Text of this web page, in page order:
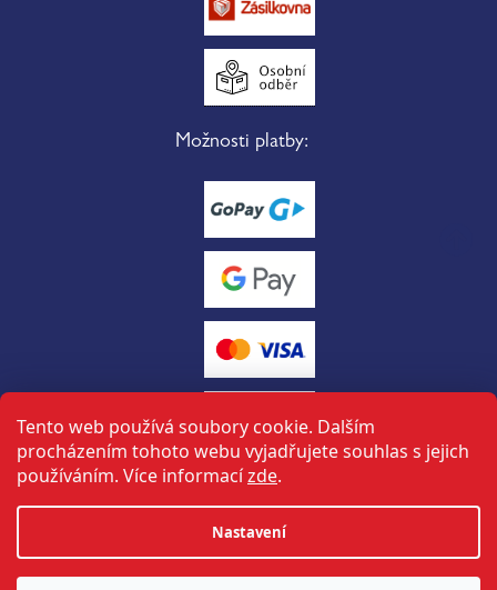
Tento web používá soubory cookie. Dalším
procházením tohoto webu vyjadřujete souhlas s jejich
používáním. Více informacízde.
Nastavení
Možnosti platby:
Vytvořil Shoptet
tuto stránku vytvořil a spravuje ON-BOARD